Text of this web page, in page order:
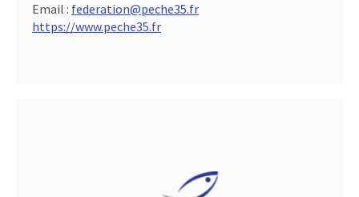
Email : federation@peche35.fr
https://www.peche35.fr